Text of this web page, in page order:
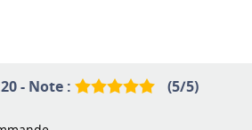
- Note : (5/5)